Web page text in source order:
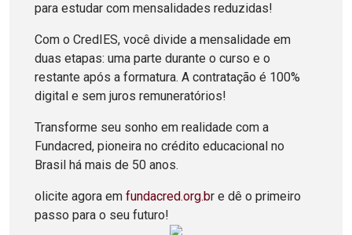
para estudar com mensalidades reduzidas!
Com o CredIES, você divide a mensalidade em
duas etapas: uma parte durante o curso e o
restante após a formatura. A contratação é 100%
digital e sem juros remuneratórios!
Transforme seu sonho em realidade com a
Fundacred, pioneira no crédito educacional no
Brasil há mais de 50 anos.
olicite agora em fundacred.org.br e dê o primeiro
passo para o seu futuro!